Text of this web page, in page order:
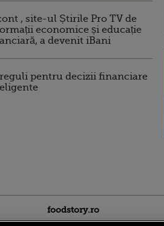
, site-ul Știrile Pro TV de
economice și educație
a devenit iBani
pentru decizii financiare
foodstory.ro